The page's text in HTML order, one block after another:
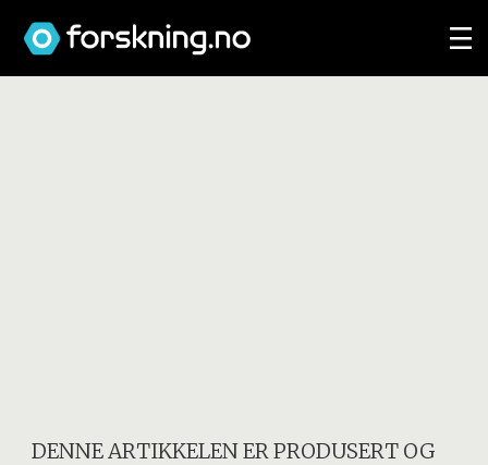
DENNE ARTIKKELEN ER PRODUSERT OG